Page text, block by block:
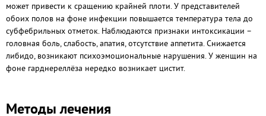
может привести к сращению крайней плоти. У представителей
обоих полов на фоне инфекции повышается температура тела до
субфебрильных отметок. Наблюдаются признаки интоксикации –
головная боль, слабость, апатия, отсутствие аппетита. Снижается
либидо, возникают психоэмоциональные нарушения. У женщин на
фоне гарднереллёза нередко возникает цистит.
Методы лечения